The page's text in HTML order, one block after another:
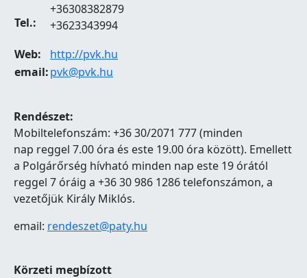
Tel.:
+36308382879
+3623343994
Web:
http://pvk.hu
email:pvk@pvk.hu
Rendészet:
Mobiltelefonszám: +36 30/2071 777 (minden
nap reggel 7.00 óra és este 19.00 óra között). Emellett
a Polgárőrség hívható minden nap este 19 órától
reggel 7 óráig a +36 30 986 1286 telefonszámon, a
vezetőjük Király Miklós.
email: rendeszet@paty.hu
Körzeti megbízott